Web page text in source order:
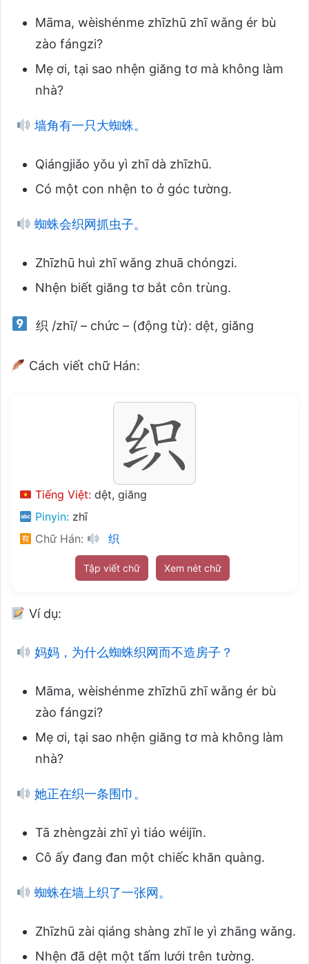
Māma, wèishénme zhīzhū zhī wǎng ér bù
zào fángzi?
Mẹ ơi, tại sao nhện giăng tơ mà không làm
nhà?
墙角有一只大蜘蛛。
Qiángjiǎo yǒu yì zhī dà zhīzhū.
Có một con nhện to ở góc tường.
蜘蛛会织网抓虫子。
Zhīzhū huì zhī wǎng zhuā chóngzi.
Nhện biết giăng tơ bắt côn trùng.
织 /zhī/ – chức – (động từ): dệt, giăng
Cách viết chữ Hán:
Tiếng Việt: dệt, giăng
Pinyin: zhī
Chữ Hán:
织
Tập viết chữ Xem nét chữ
Ví dụ:
妈妈，为什么蜘蛛织网而不造房子？
Māma, wèishénme zhīzhū zhī wǎng ér bù
zào fángzi?
Mẹ ơi, tại sao nhện giăng tơ mà không làm
nhà?
她正在织一条围巾。
Tā zhèngzài zhī yì tiáo wéijīn.
Cô ấy đang đan một chiếc khăn quàng.
蜘蛛在墙上织了一张网。
Zhīzhū zài qiáng shàng zhī le yì zhāng wǎng.
Nhện đã dệt một tấm lưới trên tường.